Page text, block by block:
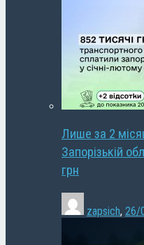
Лише за 2
Запорізькій
грн
zapsich, 26/